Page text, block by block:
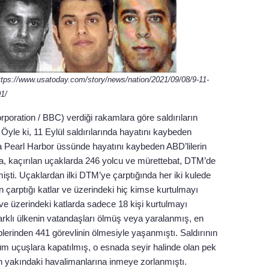
www.usatoday.com/story/news/nation/2021/09/08/9-11-
/ BBC) verdiği rakamlara göre saldırıların
ki, 11 Eylül saldırılarında hayatını kaybeden
Pearl Harbor üssünde hayatını kaybeden ABD’lilerin
kaçırılan uçaklarda 246 yolcu ve mürettebat, DTM’de
Uçaklardan ilki DTM’ye çarptığında her iki kulede
katlar ve üzerindeki hiç kimse kurtulmayı
üzerindeki katlarda sadece 18 kişi kurtulmayı
ülkenin vatandaşları ölmüş veya yaralanmış, en
441 görevlinin ölmesiyle yaşanmıştı. Saldırının
uçuşlara kapatılmış, o esnada seyir halinde olan pek
havalimanlarına inmeye zorlanmıştı.